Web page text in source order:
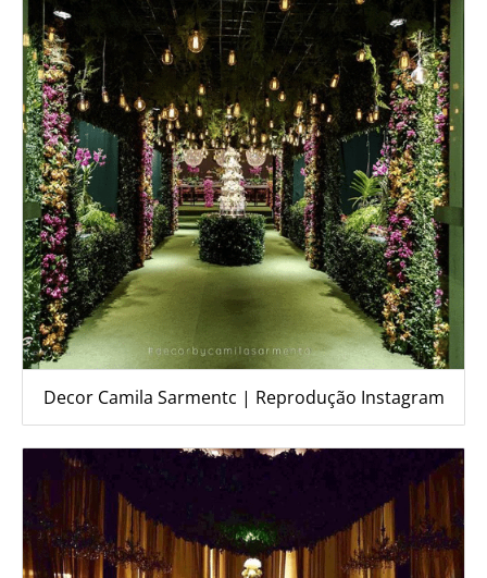
Decor Camila Sarmentc | Reprodução Instagram